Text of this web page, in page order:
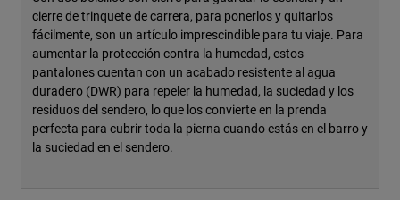
cierre de trinquete de carrera, para ponerlos y quitarlos
fácilmente, son un artículo imprescindible para tu viaje. Para
aumentar la protección contra la humedad, estos
pantalones cuentan con un acabado resistente al agua
duradero (DWR) para repeler la humedad, la suciedad y los
residuos del sendero, lo que los convierte en la prenda
perfecta para cubrir toda la pierna cuando estás en el barro y
la suciedad en el sendero.